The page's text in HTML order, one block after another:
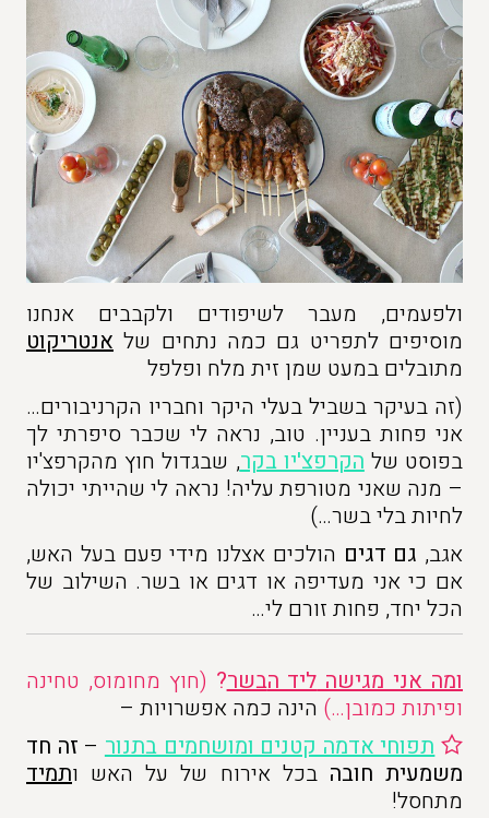
ולפעמים, מעבר לשיפודים ולקבבים אנחנו
מוסיפים לתפריט גם כמה נתחים של אנטריקוט
מתובלים במעט שמן זית מלח ופלפל
(זה בעיקר בשביל בעלי היקר וחבריו הקרניבורים…
אני פחות בעניין. טוב, נראה לי שכבר סיפרתי לך
בפוסט של הקרפצ'יו בקר, שבגדול חוץ מהקרפצ'יו
– מנה שאני מטורפת עליה! נראה לי שהייתי יכולה
לחיות בלי בשר…)
אגב, גם דגים הולכים אצלנו מידי פעם בעל האש,
אם כי אני מעדיפה או דגים או בשר. השילוב של
הכל יחד, פחות זורם לי…
ומה אני מגישה ליד הבשר? (חוץ מחומוס, טחינה
ופיתות כמובן…) הינה כמה אפשרויות –
תפוחי אדמה קטנים ומושחמים בתנור – זה חד
משמעית חובה בכל אירוח של על האש ותמיד
מתחסל!